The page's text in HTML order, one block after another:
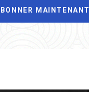
MAINTENANT